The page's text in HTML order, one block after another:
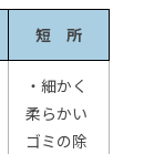
短 所
・細かく
柔らかい
ゴミの除